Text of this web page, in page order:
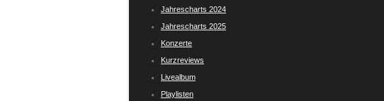
Jahrescharts 2024
Jahrescharts 2025
Konzerte
Kurzreviews
Livealbum
Playlisten